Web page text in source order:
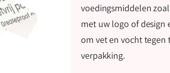
voedingsmiddelen
met uw logo of design
om vet en vocht
verpakking.